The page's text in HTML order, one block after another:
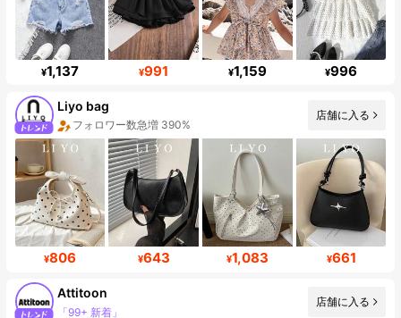
¥1,137 ¥991 ¥1,159 ¥996
Liyo bag
フォロワー数急増 390%
店舗に入る
¥806 ¥643 ¥1,083 ¥661
Attitoon
フォロワー数急増 18%
店舗に入る